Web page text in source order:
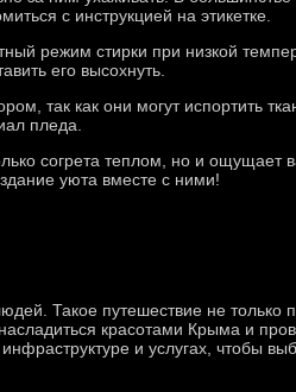
с инструкцией на этикетке.
режим стирки при низкой
его высохнуть.
так как они могут испортить
пледа.
согрета теплом, но и ощущает
уюта вместе с ними!
Такое путешествие не только
красотами Крыма и
и услугах, чтобы